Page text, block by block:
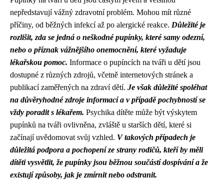
nepředstavují vážný zdravotní problém. Mohou mít různé
příčiny, od běžných infekcí až po alergické reakce. Důležité je
rozlišit, zda se jedná o neškodné pupínky, které samy odezní,
nebo o příznak vážnějšího onemocnění, které vyžaduje
lékařskou pomoc. Informace o pupíncích na tváři u dětí jsou
dostupné z různých zdrojů, včetně internetových stránek a
publikací zaměřených na zdraví dětí. Je však důležité spoléhat
na důvěryhodné zdroje informací a v případě pochybností se
vždy poradit s lékařem. Psychika dítěte může být výskytem
pupínků na tváři ovlivněna, zvláště u starších dětí, které si
začínají uvědomovat svůj vzhled. V takových případech je
důležitá podpora a pochopení ze strany rodičů, kteří by měli
dítěti vysvětlit, že pupínky jsou běžnou součástí dospívání a že
existují způsoby, jak je zmírnit nebo odstranit.